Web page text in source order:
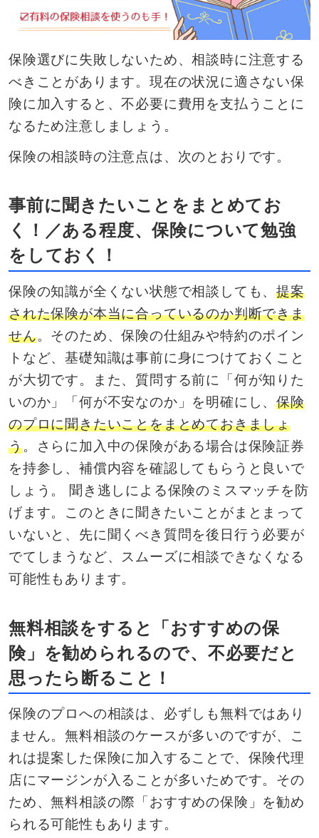
保険選びに失敗しないため、相談時に注意する
べきことがあります。現在の状況に適さない保
険に加入すると、不必要に費用を支払うことに
なるため注意しましょう。
保険の相談時の注意点は、次のとおりです。
事前に聞きたいことをまとめてお
く！／ある程度、保険について勉強
をしておく！
保険の知識が全くない状態で相談しても、提案
された保険が本当に合っているのか判断できま
せん。そのため、保険の仕組みや特約のポイン
トなど、基礎知識は事前に身につけておくこと
が大切です。また、質問する前に「何が知りた
いのか」「何が不安なのか」を明確にし、保険
のプロに聞きたいことをまとめておきましょ
う。さらに加入中の保険がある場合は保険証券
を持参し、補償内容を確認してもらうと良いで
しょう。 聞き逃しによる保険のミスマッチを防
げます。このときに聞きたいことがまとまって
いないと、先に聞くべき質問を後日行う必要が
でてしまうなど、スムーズに相談できなくなる
可能性もあります。
無料相談をすると「おすすめの保
険」を勧められるので、不必要だと
思ったら断ること！
保険のプロへの相談は、必ずしも無料ではあり
ません。無料相談のケースが多いのですが、こ
れは提案した保険に加入することで、保険代理
店にマージンが入ることが多いためです。その
ため、無料相談の際「おすすめの保険」を勧め
られる可能性もあります。